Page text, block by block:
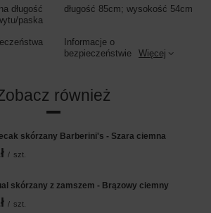
długość
paska
długość 85cm; wysokość 54cm
Informacje o
bezpieczeństwie
Więcej
również
skórzany Barberini's - Szara ciemna
/ szt.
skórzany z zamszem - Brązowy ciemny
/ szt.